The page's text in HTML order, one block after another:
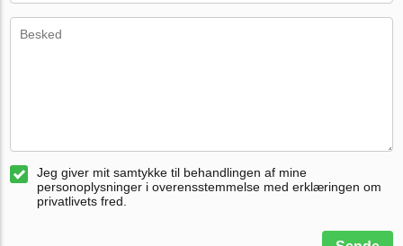
Jeg giver mit samtykke til behandlingen af mine
personoplysninger i overensstemmelse med erklæringen om
privatlivets fred.